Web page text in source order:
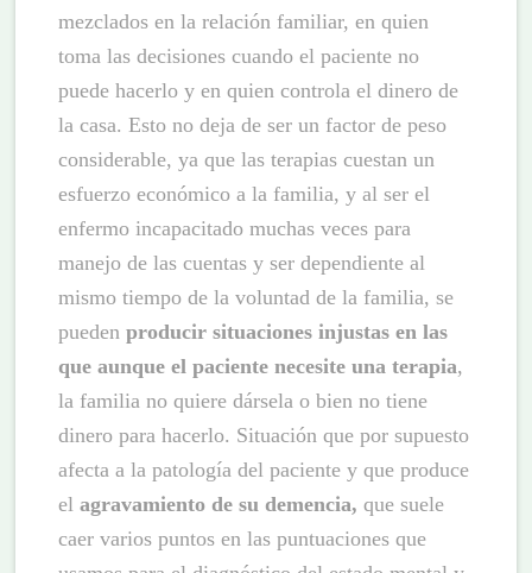
mezclados en la relación familiar, en quien
toma las decisiones cuando el paciente no
puede hacerlo y en quien controla el dinero de
la casa. Esto no deja de ser un factor de peso
considerable, ya que las terapias cuestan un
esfuerzo económico a la familia, y al ser el
enfermo incapacitado muchas veces para
manejo de las cuentas y ser dependiente al
mismo tiempo de la voluntad de la familia, se
puedenproducir situaciones injustas en las
que aunque el paciente necesite una terapia,
la familia no quiere dársela o bien no tiene
dinero para hacerlo. Situación que por supuesto
afecta a la patología del paciente y que produce
elagravamiento de su demencia, que suele
caer varios puntos en las puntuaciones que